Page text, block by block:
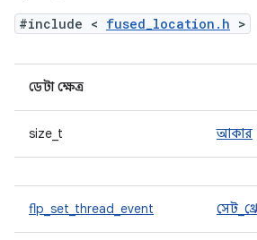
#include < fused_location.h >
ডেটা ক্ষেত্র
size_t আকার
flp_set_thread_event